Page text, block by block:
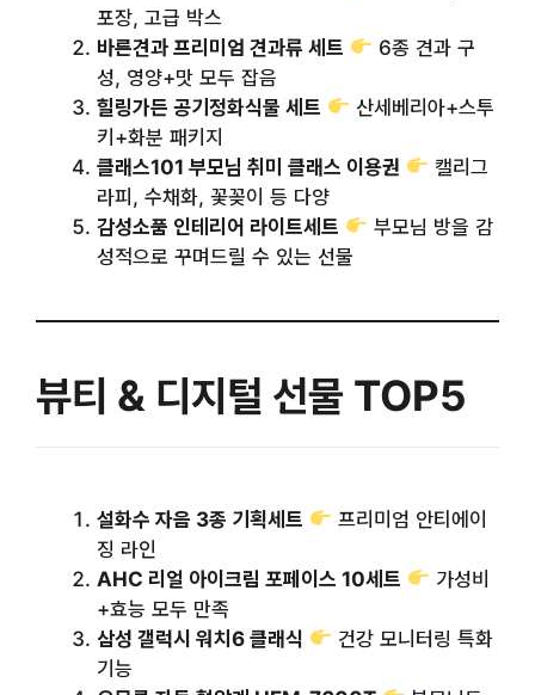
포장, 고급 박스
바른견과 프리미엄 견과류 세트
6종 견과 구
성, 영양+맛 모두 잡음
힐링가든 공기정화식물 세트
산세베리아+스투
키+화분 패키지
클래스101 부모님 취미 클래스 이용권
캘리그
라피, 수채화, 꽃꽂이 등 다양
감성소품 인테리어 라이트세트
부모님 방을 감
성적으로 꾸며드릴 수 있는 선물
뷰티 & 디지털 선물 TOP5
설화수 자음 3종 기획세트
프리미엄 안티에이
징 라인
AHC 리얼 아이크림 포페이스 10세트
가성비
+효능 모두 만족
삼성 갤럭시 워치6 클래식
건강 모니터링 특화
기능